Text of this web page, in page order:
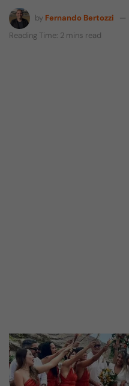
by Fernando Bertozzi
Reading Time: 2 mins read